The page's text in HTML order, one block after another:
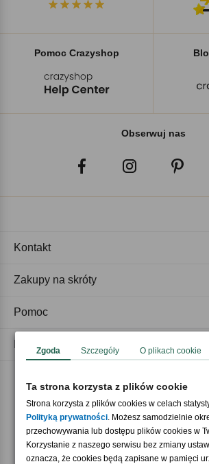
Pomoc Crazyshop
Obserwuj nas
Akceptujemy płatności
Kontakt
Zakupy na skróty
Pomoc
Zgoda Szczegóły O plikach cookie
Ta strona korzysta z plików cookie
Strona korzysta z plików cookies w celach
Polityką prywatności. Możesz samodzielnie
przechowywania lub dostępu plików cookies w
Korzystanie z naszego serwisu bez zmiany
oznacza, że cookies będą zapisane w pamięci